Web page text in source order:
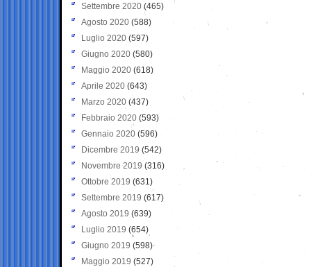
Settembre 2020(465)
Agosto 2020 (588)
Luglio 2020 (597)
Giugno 2020 (580)
Maggio 2020 (618)
Aprile 2020 (643)
Marzo 2020 (437)
Febbraio 2020 (593)
Gennaio 2020 (596)
Dicembre 2019 (542)
Novembre 2019 (316)
Ottobre 2019 (631)
Settembre 2019 (617)
Agosto 2019 (639)
Luglio 2019 (654)
Giugno 2019 (598)
Maggio 2019 (527)